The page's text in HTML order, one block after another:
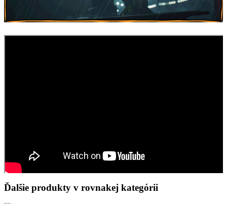
Ďalšie produkty v rovnakej kategórii